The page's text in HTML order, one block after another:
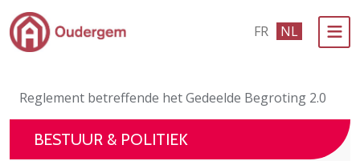
Ga naar de hoofdinhoud FR NL
Evenementen & Verenigingen
eLoket
Reglement betreffende het Gedeelde Begroting 2.0
BESTUUR & POLITIEK